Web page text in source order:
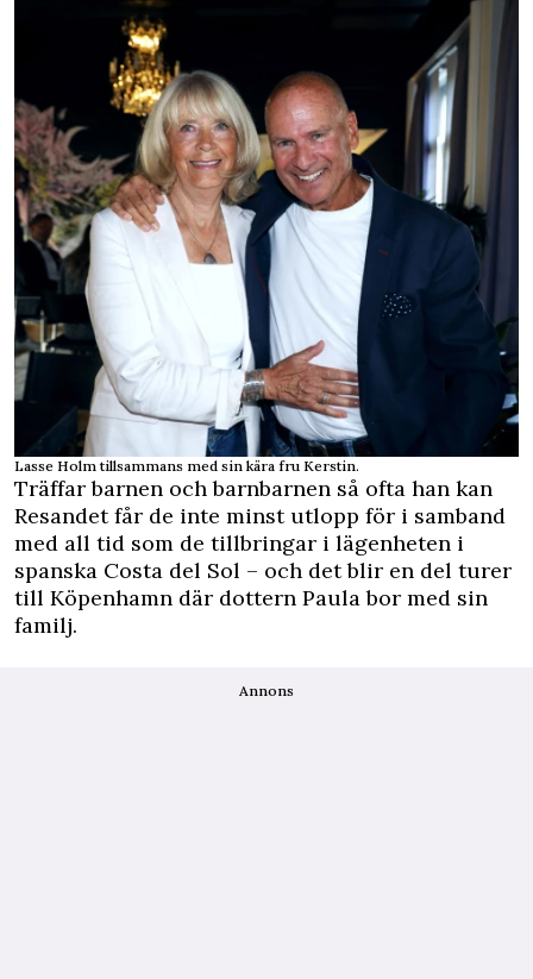
Lasse Holm tillsammans med sin kära fru Kerstin.
Träffar barnen och barnbarnen så ofta han kan
Resandet får de inte minst utlopp för i samband
med all tid som de tillbringar i lägenheten i
spanska Costa del Sol – och det blir en del turer
till Köpenhamn där dottern Paula bor med sin
familj.
Annons